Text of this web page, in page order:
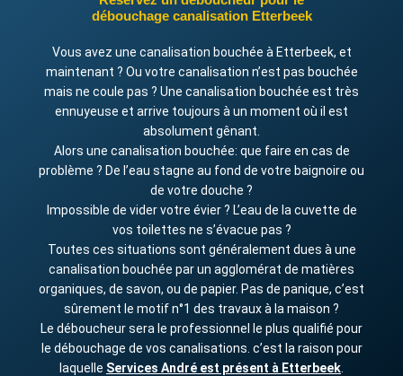
débouchage canalisation Etterbeek
Vous avez une canalisation bouchée à Etterbeek, et
maintenant ? Ou votre canalisation n’est pas bouchée
mais ne coule pas ? Une canalisation bouchée est très
ennuyeuse et arrive toujours à un moment où il est
absolument gênant.
Alors une canalisation bouchée: que faire en cas de
problème ? De l’eau stagne au fond de votre baignoire ou
de votre douche ?
Impossible de vider votre évier ? L’eau de la cuvette de
vos toilettes ne s’évacue pas ?
Toutes ces situations sont généralement dues à une
canalisation bouchée par un agglomérat de matières
organiques, de savon, ou de papier. Pas de panique, c’est
sûrement le motif n°1 des travaux à la maison ?
Le déboucheur sera le professionnel le plus qualifié pour
le débouchage de vos canalisations. c’est la raison pour
laquelle Services André est présent à Etterbeek